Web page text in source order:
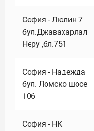
София - Люлин 7
бул.Джавахарлал
Неру ,бл.751
София - Надежда
бул. Ломско шосе
106
София - НК